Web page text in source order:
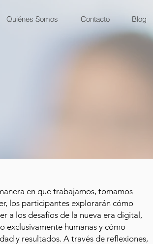
Quiénes Somos Contacto Blog
en que trabajamos, tomamos
los participantes explorarán cómo
a los desafíos de la nueva era digital,
exclusivamente humanas y cómo
y resultados. A través de reflexiones,